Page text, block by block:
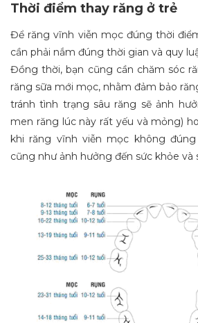
Thời điểm thay răng ở trẻ
Để răng vĩnh viễn mọc đúng thời
cần phải nắm đúng thời gian và quy
Đồng thời, bạn cũng cần chăm sóc
răng sữa mới mọc, nhằm đảm bảo
tránh tình trạng sâu răng sẽ ảnh
men răng lúc này rất yếu và mỏng)
khi răng vĩnh viễn mọc không
cũng như ảnh hưởng đến sức khỏe và